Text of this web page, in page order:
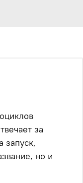
за
запуск,
но и